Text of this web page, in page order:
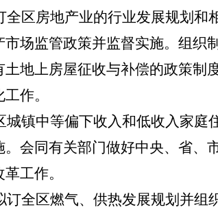
全区房地产业的行业发展规划和
场监管政策并监督实施。组织
土地上房屋征收与补偿的政策制
作。
城镇中等偏下收入和低收入家
会同有关部门做好中央、省、市
工作。
订全区燃气、供热发展规划并组